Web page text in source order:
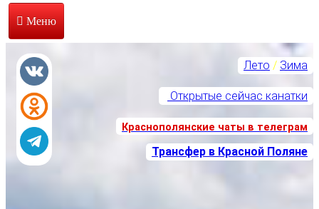
основному
содержанию
Лето / Зима
Открытые сейчас канатки
Краснополянские чаты в телеграм
Трансфер в Красной Поляне
Главная страница
Курорты
Афиша
Отдых/развлечения